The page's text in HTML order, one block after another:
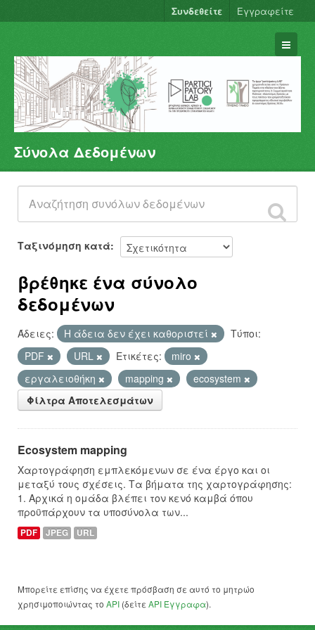
Συνδεθείτε Εγγραφείτε
Σύνολα Δεδομένων
Φορείς
Ομάδες
Σχετικά
Σύνολα Δεδομένων
Ταξινόμηση κατά
βρέθηκε ένα σύνολο
δεδομένων
Άδειες: Η άδεια δεν έχει καθοριστεί
Τύποι:
PDF
URL Ετικέτες:
miro
εργαλειοθήκη
mapping
ecosystem
Φίλτρα Αποτελεσμάτων
Ecosystem mapping
Χαρτογράφηση εμπλεκόμενων σε ένα έργο και οι
μεταξύ τους σχέσεις. Τα βήματα της χαρτογράφησης:
1. Αρχικά η ομάδα βλέπει τον κενό καμβά όπου
προϋπάρχουν τα υποσύνολα των...
PDF JPEG URL
Μπορείτε επίσης να έχετε πρόσβαση σε αυτό το μητρώο
χρησιμοποιώντας το API (δείτε API Έγγραφα).